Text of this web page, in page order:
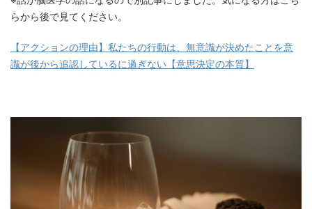
らから後で見てください。
【アクションの理由】私たちの行動は、無意識が決めたことを意
識が後から追認しているに過ぎない【意思決定の本質】